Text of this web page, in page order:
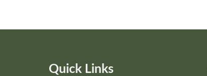
Quick Links